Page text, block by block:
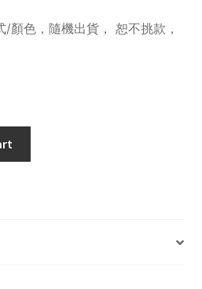
/顏色，隨機出貨， 恕不挑款，